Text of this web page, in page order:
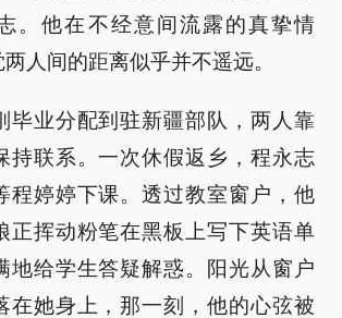
。他在不经意间流露的真挚情
人间的距离似乎并不遥远。
毕业分配到驻新疆部队，两人靠
持联系。一次休假返乡，程永志
程婷婷下课。透过教室窗户，他
正挥动粉笔在黑板上写下英语单
地给学生答疑解惑。阳光从窗户
在她身上，那一刻，他的心弦被